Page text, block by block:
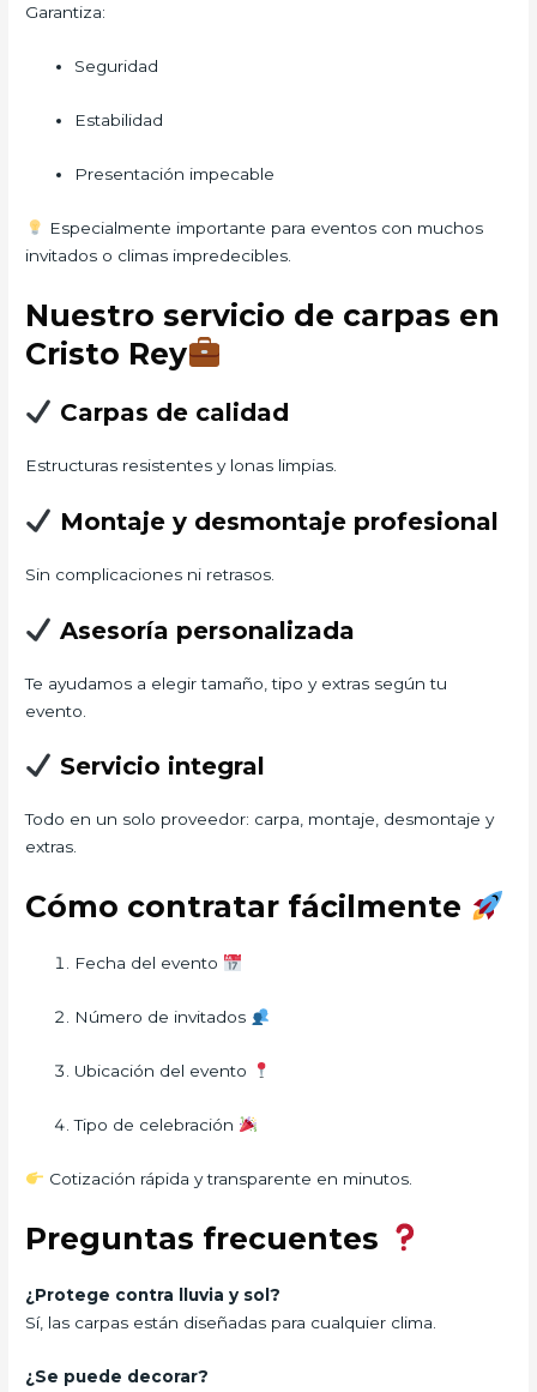
Garantiza:
Seguridad
Estabilidad
Presentación impecable
Especialmente importante para eventos con muchos
invitados o climas impredecibles.
Nuestro servicio de carpas en
Cristo Rey
Carpas de calidad
Estructuras resistentes y lonas limpias.
Montaje y desmontaje profesional
Sin complicaciones ni retrasos.
Asesoría personalizada
Te ayudamos a elegir tamaño, tipo y extras según tu
evento.
Servicio integral
Todo en un solo proveedor: carpa, montaje, desmontaje y
extras.
Cómo contratar fácilmente
Fecha del evento
Número de invitados
Ubicación del evento
Tipo de celebración
Cotización rápida y transparente en minutos.
Preguntas frecuentes
¿Protege contra lluvia y sol?
Sí, las carpas están diseñadas para cualquier clima.
¿Se puede decorar?